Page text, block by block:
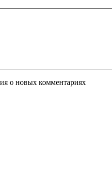
о новых комментариях